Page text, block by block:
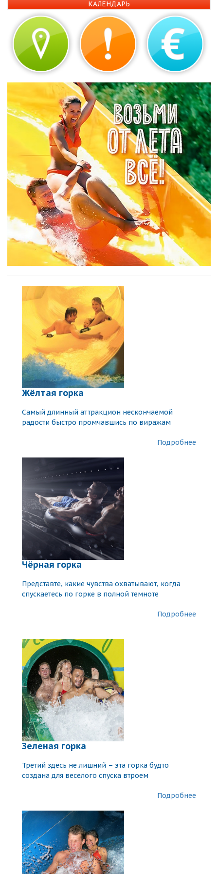
КАЛЕНДАРЬ
Жёлтая горка
Самый длинный аттракцион нескончаемой
радости быстро промчавшись по виражам
Подробнее
Чёрная горка
Представте, какие чувства охватывают, когда
спускаетесь по горке в полной темноте
Подробнее
Зеленая горка
Третий здесь не лишний – эта горка будто
создана для веселого спуска втроем
Подробнее